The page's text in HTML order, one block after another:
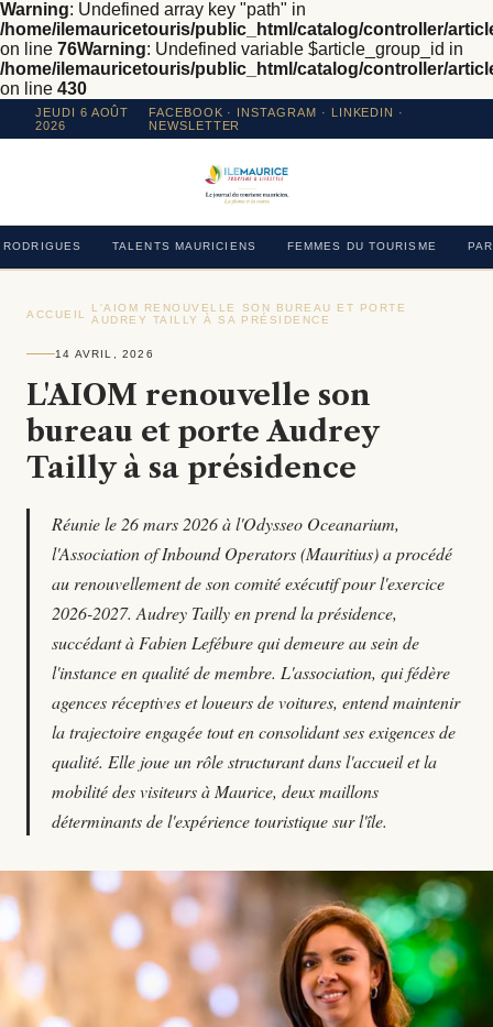
Warning: Undefined array key "path" in
/home/ilemauricetouris/public_html/catalog/controller/
on line 76Warning: Undefined variable $article_group_id in
/home/ilemauricetouris/public_html/catalog/controller/
on line 430
JEUDI 6 AOÛT
2026
FACEBOOK · INSTAGRAM · LINKEDIN ·
NEWSLETTER
RODRIGUES TALENTS MAURICIENS FEMMES DU TOURISME
ACCUEIL
L'AIOM RENOUVELLE SON BUREAU ET PORTE
AUDREY TAILLY À SA PRÉSIDENCE
14 AVRIL, 2026
L'AIOM renouvelle son
bureau et porte Audrey
Tailly à sa présidence
Réunie le 26 mars 2026 à l'Odysseo Oceanarium,
l'Association of Inbound Operators (Mauritius) a procédé
au renouvellement de son comité exécutif pour l'exercice
2026-2027. Audrey Tailly en prend la présidence,
succédant à Fabien Lefébure qui demeure au sein de
l'instance en qualité de membre. L'association, qui fédère
agences réceptives et loueurs de voitures, entend maintenir
la trajectoire engagée tout en consolidant ses exigences de
qualité. Elle joue un rôle structurant dans l'accueil et la
mobilité des visiteurs à Maurice, deux maillons
déterminants de l'expérience touristique sur l'île.